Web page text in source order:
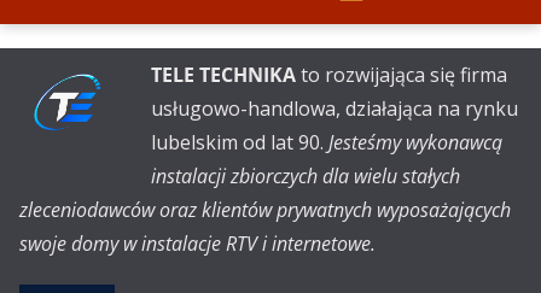
TELE TECHNIKAto rozwijająca się firma
usługowo-handlowa, działająca na rynku
lubelskim od lat 90. Jesteśmy wykonawcą
instalacji zbiorczych dla wielu stałych
zleceniodawców oraz klientów prywatnych wyposażających
swoje domy w instalacje RTV i internetowe.